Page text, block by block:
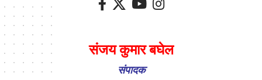
संजय कुमार बघेल
संपादक